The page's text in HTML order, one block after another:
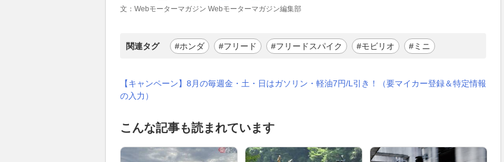
文：Webモーターマガジン Webモーターマガジン編集部
関連タグ #ホンダ #フリード #フリードスパイク #モビリオ #ミニ
【キャンペーン】8月の毎週金・土・日はガソリン・軽油7円/L引き！（要マイカー登録＆特定情報
の入力）
こんな記事も読まれています